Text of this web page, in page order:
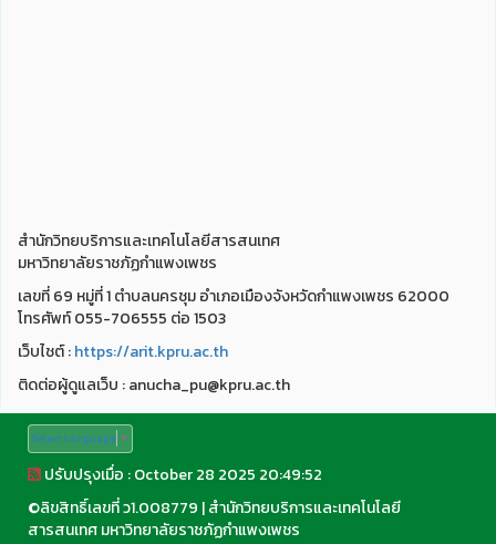
สำนักวิทยบริการและเทคโนโลยีสารสนเทศ
มหาวิทยาลัยราชภัฏกำแพงเพชร
เลขที่ 69 หมู่ที่ 1 ตำบลนครชุม อำเภอเมืองจังหวัดกำแพงเพชร 62000
โทรศัพท์ 055-706555 ต่อ 1503
เว็บไชต์ :https://arit.kpru.ac.th
ติดต่อผู้ดูแลเว็บ : anucha_pu@kpru.ac.th
Select Language ▼
ปรับปรุงเมื่อ : October 28 2025 20:49:52
©ลิขสิทธิ์เลขที่ ว1.008779 |สำนักวิทยบริการและเทคโนโลยี
สารสนเทศ มหาวิทยาลัยราชภัฏกำแพงเพชร